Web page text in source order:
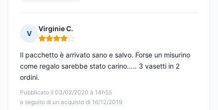
V
Virginie C.
Nota: 4 su 5
Pubblicato il 03/02/2020 à 14h55
a seguito di un acquisto di 16/12/2019
Il pacchetto è arrivato sano e salvo. Forse un misurino
come regalo sarebbe stato carino..... 3 vasetti in 2
ordini.